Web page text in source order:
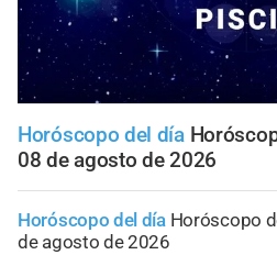
Horóscopo del día
08 de agosto de 2026
Horóscopo del día Horóscopo
de agosto de 2026